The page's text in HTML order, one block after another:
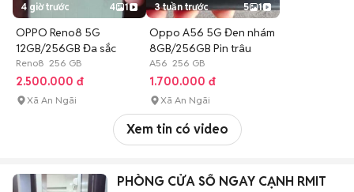
4 giờ trước 4 1
OPPO Reno8 5G
12GB/256GB Đa sắc
Reno8 256 GB
2.500.000 đ
Xã An Ngãi
3 tuần trước 5 1
Oppo A56 5G Đen nhám
8GB/256GB Pin trâu
A56 256 GB
1.700.000 đ
Xã An Ngãi
Xem tin có video
PHÒNG CỬA SỔ NGAY CẠNH RMIT